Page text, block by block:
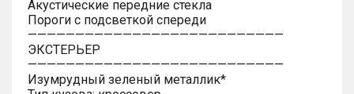
Акустические передние стекла
Пороги с подсветкой спереди
———————————————————————————
ЭКСТЕРЬЕР
———————————————————————————
Изумрудный зеленый металлик*